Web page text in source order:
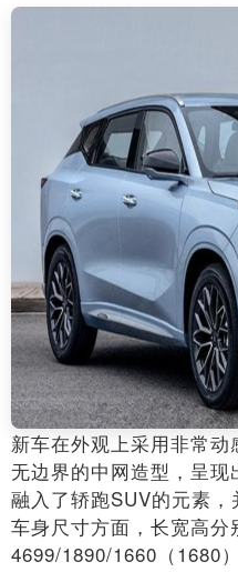
新车在外观上采用非常
无边界的中网造型，呈
融入了轿跑SUV的元素，
车身尺寸方面，长宽高分
4699/1890/1660（1680